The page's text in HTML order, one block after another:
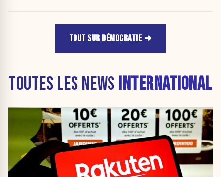
TOUT SUR DÉMOCRATIE
TOUTES LES NEWS INTERNATIONAL